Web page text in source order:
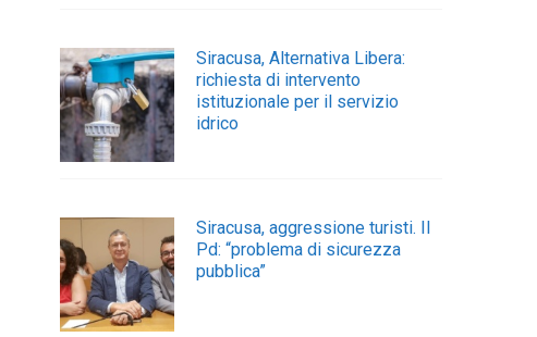
Siracusa, Alternativa Libera:
richiesta di intervento
istituzionale per il servizio
idrico
Siracusa, aggressione turisti. Il
Pd: “problema di sicurezza
pubblica”